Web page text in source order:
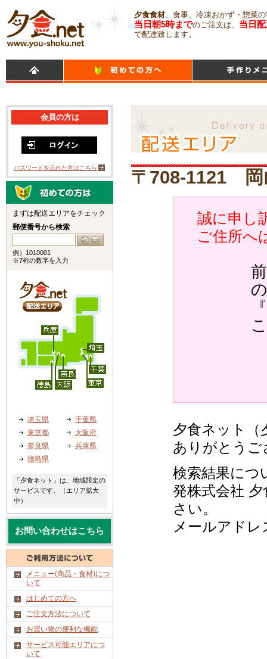
夕食食材、食事、冷凍おかず・惣菜
当日朝5時までのご注文は、 当日
で配達致します。
〒708-1121 岡
誠に申し
ご住所へ
の
『
夕食ネット（
ありがとう
検索結果につ
発株式会社
さい。
メールアドレ
会員の方は
パスワードを忘れた方はこちら
まずは配送エリアをチェック
郵便番号から検索
例）1010001
※7桁の数字を入力
埼玉県
千葉県
東京都
大阪府
奈良県
兵庫県
徳島県
「夕食ネット」は、地域限定の
サービスです。（エリア拡大
中）
お問い合わせはこちら
メニュー(商品・食材)につ
いて
はじめての方へ
ご注文方法について
お買い物の便利な機能
サービス可能エリアにつ
いて